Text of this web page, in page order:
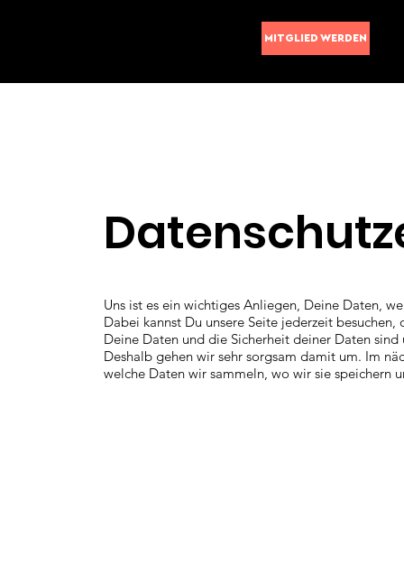
MITGLIED WERDEN
Uns ist es ein wichtiges Anliegen, Deine Daten,
Dabei kannst Du unsere Seite jederzeit
Deine Daten und die Sicherheit deiner Daten sind
Deshalb gehen wir sehr sorgsam damit um. Im
welche Daten wir sammeln, wo wir sie speichern